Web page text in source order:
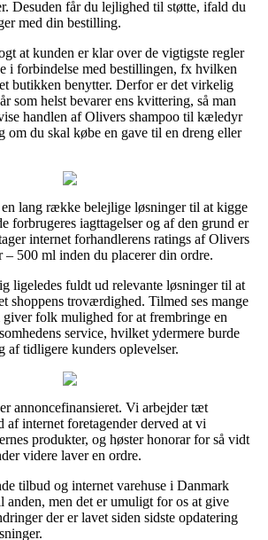
Desuden får du lejlighed til støtte, ifald du
med din bestilling.
at kunden er klar over de vigtigste regler
i forbindelse med bestillingen, fx hvilken
butikken benytter. Derfor er det virkelig
som helst bevarer ens kvittering, så man
handlen af Olivers shampoo til kæledyr
om du skal købe en gave til en dreng eller
lang række belejlige løsninger til at kigge
forbrugeres iagttagelser og af den grund er
internet forhandlerens ratings af Olivers
500 ml inden du placerer din ordre.
ligeledes fuldt ud relevante løsninger til at
shoppens troværdighed. Tilmed ses mange
folk mulighed for at frembringe en
service, hvilket ydermere burde
af tidligere kunders oplevelser.
annoncefinansieret. Vi arbejder tæt
af internet foretagender derved at vi
produkter, og høster honorar for så vidt
videre laver en ordre.
tilbud og internet varehuse i Danmark
anden, men det er umuligt for os at give
der er lavet siden sidste opdatering